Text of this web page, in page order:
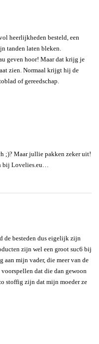
heerlijkheden besteld, een
tanden laten bleken.
geven hoor! Maar dat krijg je
zien. Normaal krijgt hij de
of gereedschap.
;)? Maar jullie pakken zeker uit!
bij Lovelies.eu…
de besteden dus eigelijk zijn
zijn wel een groot suc6 bij
mijn vader, die meer van de
dat die dan gewoon
stoffig zijn dat mijn moeder ze